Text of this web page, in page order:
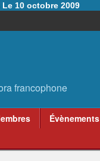
10 octobre 2009
Évènements